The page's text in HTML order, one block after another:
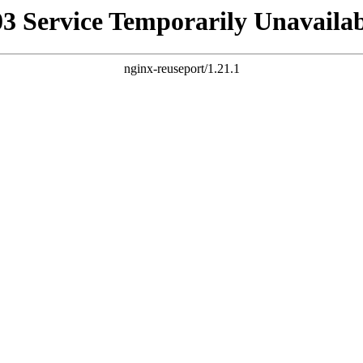
Service Temporarily
nginx-reuseport/1.21.1